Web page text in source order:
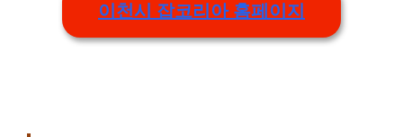
이천시 잡코리아 홈페이지